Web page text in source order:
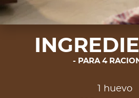
PARA 4
1 huevo